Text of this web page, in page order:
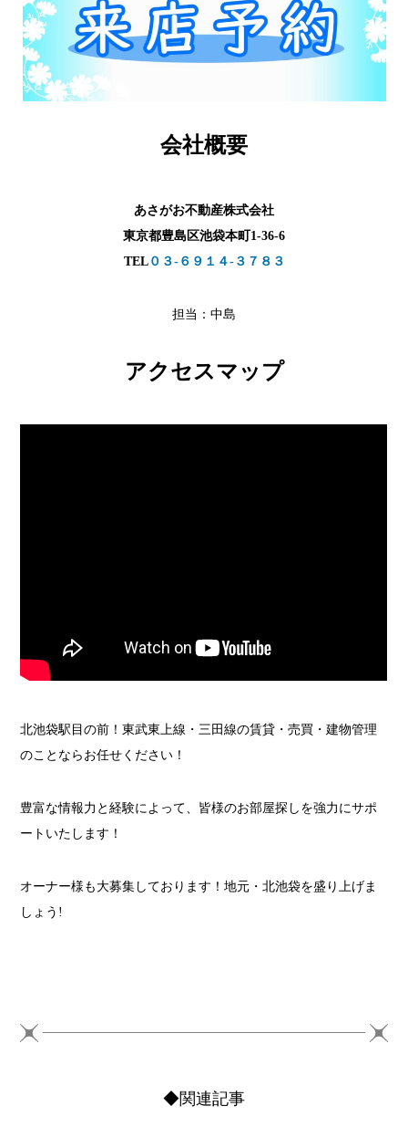
会社概要
あさがお不動産株式会社
東京都豊島区池袋本町1-36-6
TEL０３-６９１４-３７８３
担当：中島
アクセスマップ
北池袋駅目の前！東武東上線・三田線の賃貸・売買・建物管理
のことならお任せください！
豊富な情報力と経験によって、皆様のお部屋探しを強力にサポ
ートいたします！
オーナー様も大募集しております！地元・北池袋を盛り上げま
しょう!
◆関連記事